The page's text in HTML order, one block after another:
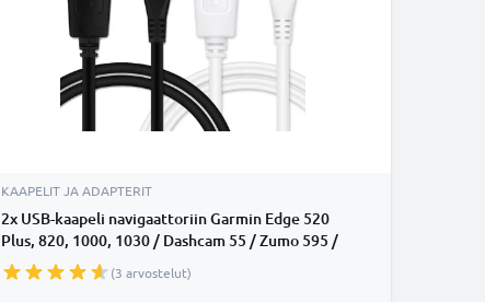
KAAPELIT JA ADAPTERIT
2x USB-kaapeli navigaattoriin Garmin Edge 520
Plus, 820, 1000, 1030 / Dashcam 55 / Zumo 595 /
Dezl 760 - 1A, 1m latausjohto. Musta valkoinen PVC
kaapeli
(3 arvostelut)